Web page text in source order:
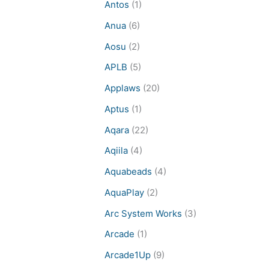
Antos (1)
Anua (6)
Aosu (2)
APLB (5)
Applaws (20)
Aptus (1)
Aqara (22)
Aqiila (4)
Aquabeads (4)
AquaPlay (2)
Arc System Works (3)
Arcade (1)
Arcade1Up (9)